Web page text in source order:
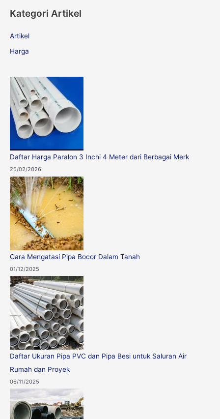
r
r
Kategori Artikel
Artikel
Harga
Daftar Harga Paralon 3 Inchi 4 Meter dari Berbagai Merk
25/02/2026
Cara Mengatasi Pipa Bocor Dalam Tanah
01/12/2025
Daftar Ukuran Pipa PVC dan Pipa Besi untuk Saluran Air
Rumah dan Proyek
06/11/2025